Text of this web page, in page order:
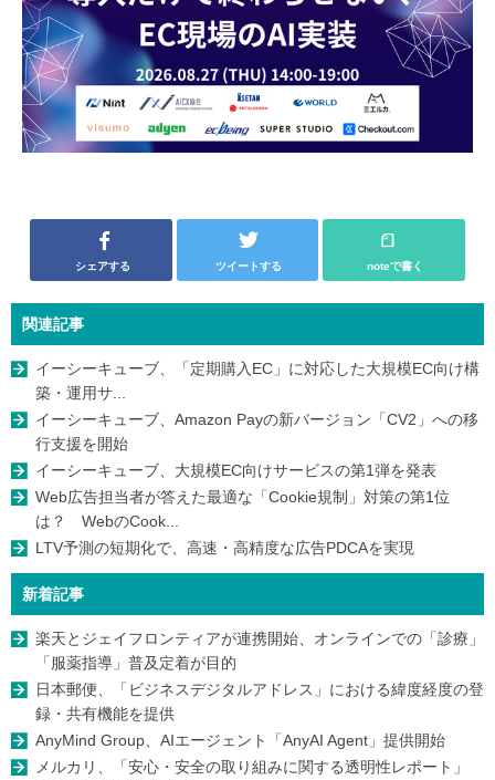
シェアする ツイートする noteで書く
関連記事
イーシーキューブ、「定期購入EC」に対応した大規模EC向け構
築・運用サ...
イーシーキューブ、Amazon Payの新バージョン「CV2」への移
行支援を開始
イーシーキューブ、大規模EC向けサービスの第1弾を発表
Web広告担当者が答えた最適な「Cookie規制」対策の第1位
は？ WebのCook...
LTV予測の短期化で、高速・高精度な広告PDCAを実現
新着記事
楽天とジェイフロンティアが連携開始、オンラインでの「診療」
「服薬指導」普及定着が目的
日本郵便、「ビジネスデジタルアドレス」における緯度経度の登
録・共有機能を提供
AnyMind Group、AIエージェント「AnyAI Agent」提供開始
メルカリ、「安心・安全の取り組みに関する透明性レポート」